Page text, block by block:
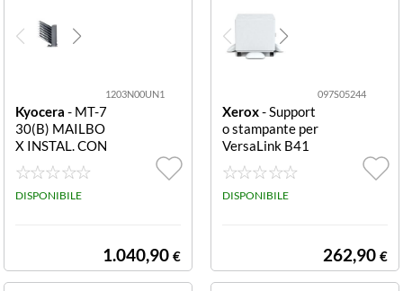
1203N00UN1
Kyocera - MT-7
30(B) MAILBO
X INSTAL. CON
FINISHER DF-7
91,711
DISPONIBILE
1.040,90 €
097S05244
Xerox- Support
o stampante per
VersaLink B41
5, B625, C415,
C625 Printer St
and B410/B41
DISPONIBILE
262,90 €